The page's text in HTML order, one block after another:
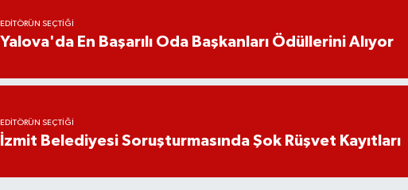
EDITÖRÜN SEÇTIĞI
Yalova'da En Başarılı Oda Başkanları Ödüllerini Alıyor
EDITÖRÜN SEÇTIĞI
İzmit Belediyesi Soruşturmasında Şok Rüşvet Kayıtları